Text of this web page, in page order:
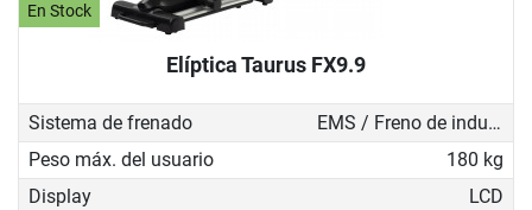
En Stock
Elíptica Taurus FX9.9
Sistema de frenado
EMS / Freno de inducción
Peso máx. del usuario
180 kg
Display
LCD